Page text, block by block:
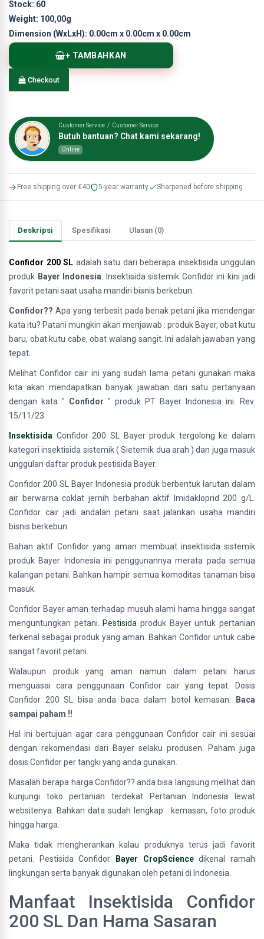
Stock: 60
Weight: 100,00g
Dimension (WxLxH): 0.00cm x 0.00cm x 0.00cm
+ TAMBAHKAN
Checkout
Customer Service / Customer Service
Butuh bantuan? Chat kami sekarang!
Online
Free shipping over €40 5-year warranty Sharpened before shipping
Deskripsi Spesifikasi Ulasan (0)
Confidor 200 SL adalah satu dari beberapa insektisida unggulan
produk Bayer Indonesia
Insektisida sistemik Confidor ini kini jadi
favorit petani saat usaha mandiri bisnis berkebun.
Confidor?? Apa yang terbesit pada benak petani jika mendengar
kata itu? Patani mungkin akan menjawab : produk Bayer, obat kutu
baru, obat kutu cabe, obat walang sangit. Ini adalah jawaban yang
tepat.
Melihat Confidor cair ini yang sudah lama petani gunakan maka
kita akan mendapatkan banyak jawaban dari satu pertanyaan
dengan kata " Confidor " produk PT Bayer Indonesia ini. Rev.
15/11/23.
Insektisida Confidor 200 SL Bayer produk tergolong ke dalam
kategori insektisida sistemik ( Sietemik dua arah ) dan juga masuk
unggulan daftar produk pestisida Bayer.
Confidor 200 SL Bayer Indonesia produk berbentuk larutan dalam
air berwarna coklat jernih berbahan aktif Imidakloprid 200 g/L.
Confidor cair jadi andalan petani saat jalankan usaha mandiri
bisnis berkebun.
Bahan aktif Confidor yang aman membuat insektisida sistemik
produk Bayer Indonesia ini penggunannya merata pada semua
kalangan petani. Bahkan hampir semua komoditas tanaman bisa
masuk.
Confidor Bayer aman terhadap musuh alami hama hingga sangat
menguntungkan petani.
Pestisida produk Bayer untuk pertanian
terkenal sebagai produk yang aman. Bahkan Confidor untuk cabe
sangat favorit petani.
Walaupun produk yang aman namun dalam petani harus
menguasai cara penggunaan Confidor cair yang tepat. Dosis
Confidor 200 SL bisa anda baca dalam botol kemasan.
Baca
sampai paham !!
Hal ini bertujuan agar cara penggunaan Confidor cair ini sesuai
dengan rekomendasi dari Bayer selaku produsen. Paham juga
dosis Confidor per tangki yang anda gunakan.
Masalah berapa harga Confidor?? anda bisa langsung melihat dan
kunjungi toko pertanian terdekat Pertanian Indonesia lewat
websitenya. Bahkan data sudah lengkap : kemasan, foto produk
hingga harga.
Maka tidak mengherankan kalau produknya terus jadi favorit
petani. Pestisida Confidor
Bayer CropSciencedikenal ramah
lingkungan serta banyak digunakan oleh petani di Indonesia.
Manfaat Insektisida Confidor
200 SL Dan Hama Sasaran